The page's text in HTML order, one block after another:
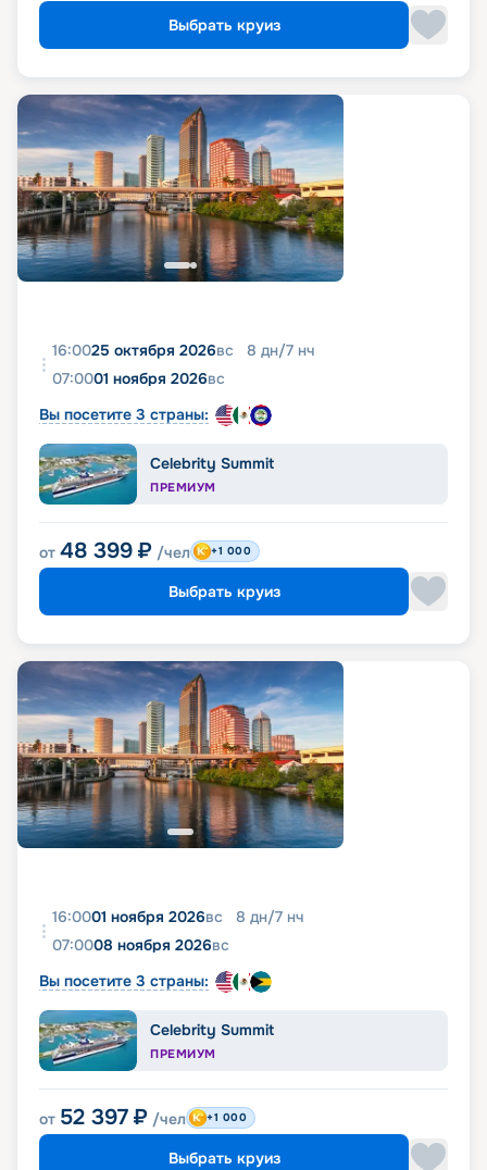
Выбрать круиз
16:0025 октября 2026вс 8 дн/7 нч
07:0001 ноября 2026вс
Вы посетите 3 страны:
Celebrity Summit
ПРЕМИУМ
от 48 399 ₽ /чел +1 000
Выбрать круиз
16:0001 ноября 2026вс 8 дн/7 нч
07:0008 ноября 2026вс
Вы посетите 3 страны:
Celebrity Summit
ПРЕМИУМ
от 52 397 ₽ /чел +1 000
Выбрать круиз